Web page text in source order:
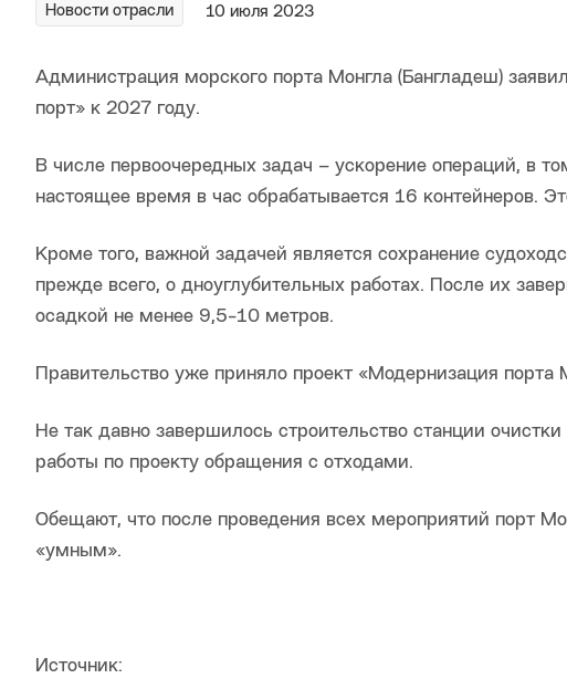
Новости отрасли 10 июля 2023
Администрация морского порта Монгла (Бангладеш)
порт» к 2027 году.
В числе первоочередных задач – ускорение операций, в
настоящее время в час обрабатывается 16 контейнеров.
Кроме того, важной задачей является сохранение
прежде всего, о дноуглубительных работах. После их
осадкой не менее 9,5-10 метров.
Правительство уже приняло проект «Модернизация порта
Не так давно завершилось строительство станции
работы по проекту обращения с отходами.
Обещают, что после проведения всех мероприятий порт
«умным».
Источник: